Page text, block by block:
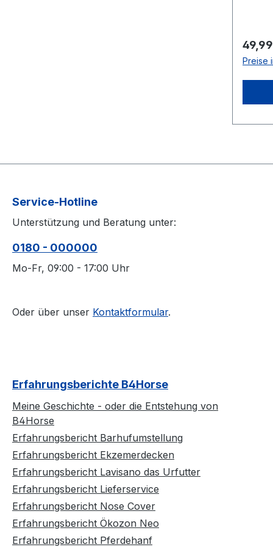
zur
und
Preise
Service-Hotline
Unterstützung und Beratung unter:
0180 - 000000
Mo-Fr, 09:00 - 17:00 Uhr
Oder über unser Kontaktformular.
Erfahrungsberichte B4Horse
Meine Geschichte - oder die Entstehung von
B4Horse
Erfahrungsbericht Barhufumstellung
Erfahrungsbericht Ekzemerdecken
Erfahrungsbericht Lavisano das Urfutter
Erfahrungsbericht Lieferservice
Erfahrungsbericht Nose Cover
Erfahrungsbericht Ökozon Neo
Erfahrungsbericht Pferdehanf